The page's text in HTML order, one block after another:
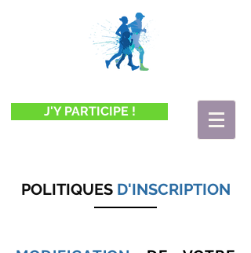
J'Y PARTICIPE !
POLITIQUES D'INSCRIPTION